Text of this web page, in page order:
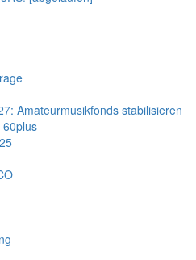
Amateurmusikfonds stabilisieren
60plus